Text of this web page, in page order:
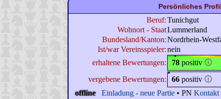
Persönliches
Beruf:Tunichgut
Wohnort - StaatLummerland
Bundesland/Kanton:Nordrhein-
Ist/war Vereinsspieler:nein
erhaltene Bewertungen:
78 positiv 🛈
vergebene Bewertungen:
66 positiv 🛈
offline
Einladung - neue Partie • PN Kontakt